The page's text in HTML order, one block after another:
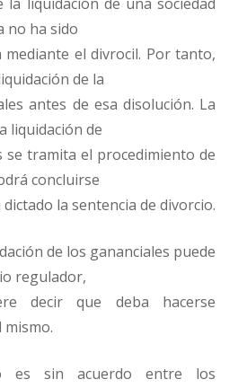
no ha sido
el divrocil. Por tanto,
de la
antes de esa disolución. La
liquidación de
se tramita el procedimiento de
concluirse
la sentencia de divorcio.
de los gananciales puede
regulador,
decir que deba hacerse
mismo.
es sin acuerdo entre los